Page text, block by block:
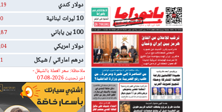
دولار كندي
10 ليرات لبنانية 0
100 ين ياباني
دولار امريكي
درهم اماراتي / شيكل
1
ملاحظة: سعر العملة بالشيقل -
اخر تحديث 2026-08-07